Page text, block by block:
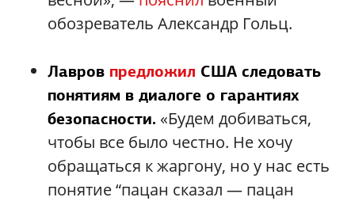
обозреватель Александр Гольц.
Лавров предложил США следовать
понятиям в диалоге о гарантиях
безопасности. «Будем добиваться,
чтобы все было честно. Не хочу
обращаться к жаргону, но у нас есть
понятие “пацан сказал — пацан